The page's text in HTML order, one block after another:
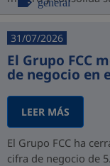
31/07/2026
El Grupo FCC
de negocio en
LEER MÁS
El Grupo FCC ha
cifra de negocio de